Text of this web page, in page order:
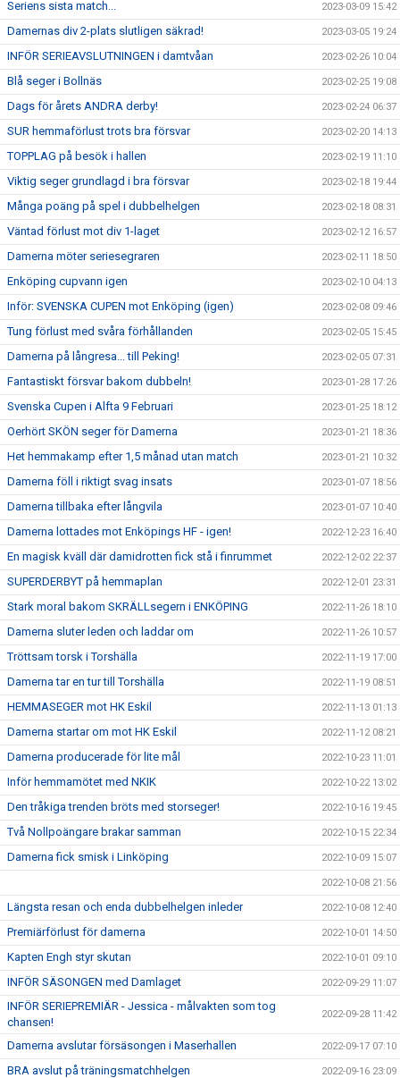
Seriens sista match... 2023-03-09 15:42
Damernas div 2-plats slutligen säkrad! 2023-03-05 19:24
INFÖR SERIEAVSLUTNINGEN i damtvåan 2023-02-26 10:04
Blå seger i Bollnäs 2023-02-25 19:08
Dags för årets ANDRA derby! 2023-02-24 06:37
SUR hemmaförlust trots bra försvar 2023-02-20 14:13
TOPPLAG på besök i hallen 2023-02-19 11:10
Viktig seger grundlagd i bra försvar 2023-02-18 19:44
Många poäng på spel i dubbelhelgen 2023-02-18 08:31
Väntad förlust mot div 1-laget 2023-02-12 16:57
Damerna möter seriesegraren 2023-02-11 18:50
Enköping cupvann igen 2023-02-10 04:13
Inför: SVENSKA CUPEN mot Enköping (igen) 2023-02-08 09:46
Tung förlust med svåra förhållanden 2023-02-05 15:45
Damerna på långresa... till Peking! 2023-02-05 07:31
Fantastiskt försvar bakom dubbeln! 2023-01-28 17:26
Svenska Cupen i Alfta 9 Februari 2023-01-25 18:12
Oerhört SKÖN seger för Damerna 2023-01-21 18:36
Het hemmakamp efter 1,5 månad utan match 2023-01-21 10:32
Damerna föll i riktigt svag insats 2023-01-07 18:56
Damerna tillbaka efter långvila 2023-01-07 10:40
Damerna lottades mot Enköpings HF - igen! 2022-12-23 16:40
En magisk kväll där damidrotten fick stå i finrummet 2022-12-02 22:37
SUPERDERBYT på hemmaplan 2022-12-01 23:31
Stark moral bakom SKRÄLLsegern i ENKÖPING 2022-11-26 18:10
Damerna sluter leden och laddar om 2022-11-26 10:57
Tröttsam torsk i Torshälla 2022-11-19 17:00
Damerna tar en tur till Torshälla 2022-11-19 08:51
HEMMASEGER mot HK Eskil 2022-11-13 01:13
Damerna startar om mot HK Eskil 2022-11-12 08:21
Damerna producerade för lite mål 2022-10-23 11:01
Inför hemmamötet med NKIK 2022-10-22 13:02
Den tråkiga trenden bröts med storseger! 2022-10-16 19:45
Två Nollpoängare brakar samman 2022-10-15 22:34
Damerna fick smisk i Linköping 2022-10-09 15:07
2022-10-08 21:56
Längsta resan och enda dubbelhelgen inleder 2022-10-08 12:40
Premiärförlust för damerna 2022-10-01 14:50
Kapten Engh styr skutan 2022-10-01 09:10
INFÖR SÄSONGEN med Damlaget 2022-09-29 11:07
INFÖR SERIEPREMIÄR - Jessica - målvakten som tog
chansen!
2022-09-28 11:42
Damerna avslutar försäsongen i Maserhallen 2022-09-17 07:10
BRA avslut på träningsmatchhelgen 2022-09-16 23:09